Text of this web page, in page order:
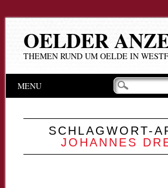
OELDER
THEMEN RUND UM OELDE IN
Hauptmenü
Inhalt
MENU
SCHLAGWORT-
JOHANNES